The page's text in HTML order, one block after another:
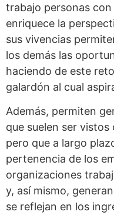
trabajo personas
enriquece la
sus vivencias
los demás las
haciendo de este
galardón al cual
Además, permiten
que suelen ser vistos
pero que a largo
pertenencia de los
organizaciones
y, así mismo,
se reflejan en los